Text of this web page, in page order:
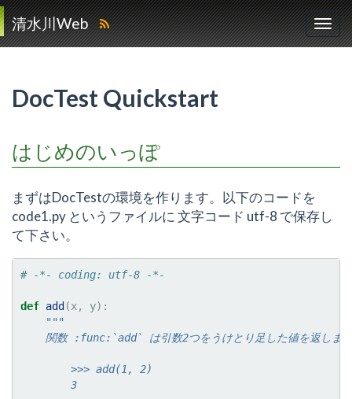
清水川Web
DocTest Quickstart
はじめのいっぽ
まずはDocTestの環境を作ります。以下のコードを
code1.py というファイルに 文字コード utf-8 で保存し
て下さい。
# -*- coding: utf-8 -*-
def add (x, y):
"""
関数 :func:`add` は引数2つをうけとり足した値を返しま
        >>> add(1, 2)
        3